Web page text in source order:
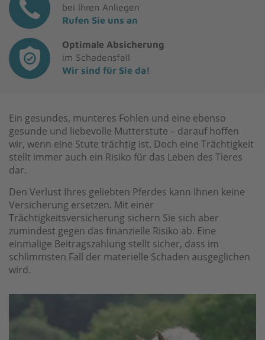
bei Ihren Anliegen
Rufen Sie uns an
Optimale Absicherung
im Schadensfall
Wir sind für Sie da!
Ein gesundes, munteres Fohlen und eine ebenso
gesunde und liebevolle Mutterstute – darauf hoffen
wir, wenn eine Stute trächtig ist. Doch eine Trächtigkeit
stellt immer auch ein Risiko für das Leben des Tieres
dar.
Den Verlust Ihres geliebten Pferdes kann Ihnen keine
Versicherung ersetzen. Mit einer
Trächtigkeitsversicherung sichern Sie sich aber
zumindest gegen das finanzielle Risiko ab. Eine
einmalige Beitragszahlung stellt sicher, dass im
schlimmsten Fall der materielle Schaden ausgeglichen
wird.